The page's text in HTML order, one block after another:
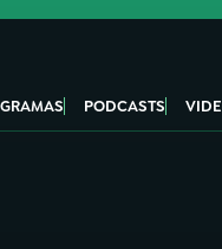
PODCASTS